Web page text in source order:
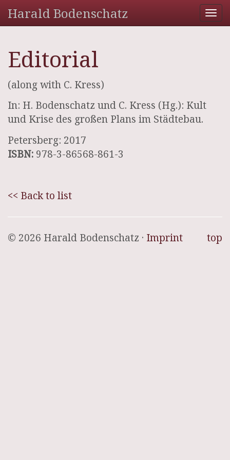
Harald Bodenschatz
Editorial
(along with C. Kress)
In: H. Bodenschatz und C. Kress (Hg.): Kult
und Krise des großen Plans im Städtebau.
Petersberg: 2017
ISBN: 978-3-86568-861-3
<< Back to list
top
© 2026 Harald Bodenschatz · Imprint